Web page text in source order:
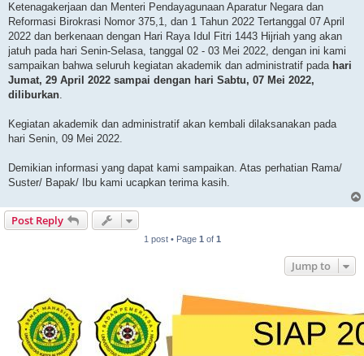
Ketenagakerjaan dan Menteri Pendayagunaan Aparatur Negara dan
Reformasi Birokrasi Nomor 375,1, dan 1 Tahun 2022 Tertanggal 07 April
2022 dan berkenaan dengan Hari Raya Idul Fitri 1443 Hijriah yang akan
jatuh pada hari Senin-Selasa, tanggal 02 - 03 Mei 2022, dengan ini kami
sampaikan bahwa seluruh kegiatan akademik dan administratif pada hari
Jumat, 29 April 2022 sampai dengan hari Sabtu, 07 Mei 2022,
diliburkan.
Kegiatan akademik dan administratif akan kembali dilaksanakan pada
hari Senin, 09 Mei 2022.
Demikian informasi yang dapat kami sampaikan. Atas perhatian Rama/
Suster/ Bapak/ Ibu kami ucapkan terima kasih.
Post Reply
1 post • Page 1 of 1
Jump to